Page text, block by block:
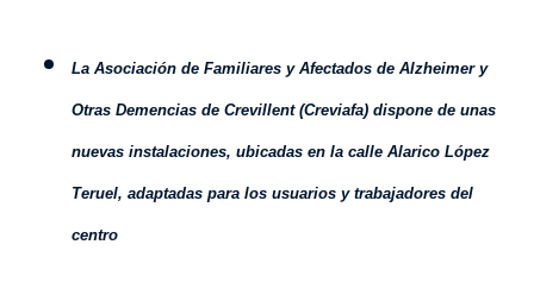
La Asociación de Familiares y Afectados de Alzheimer y
Otras Demencias de Crevillent (Creviafa) dispone de unas
nuevas instalaciones, ubicadas en la calle Alarico López
Teruel, adaptadas para los usuarios y trabajadores del
centro